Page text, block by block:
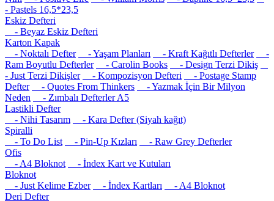
- Pastels 16,5*23,5
Eskiz Defteri
- Beyaz Eskiz Defteri
Karton Kapak
- Noktalı Defter
- Yaşam Planları - Kraft Kağıtlı Defterler
-
Ram Boyutlu Defterler
- Carolin Books
- Design Terzi Dikiş
- Just Terzi Dikişler
- Kompozisyon Defteri
- Postage Stamp
Defter
- Quotes From Thinkers
- Yazmak İçin Bir Milyon
Neden
- Zımbalı Defterler A5
Lastikli Defter
- Nihi Tasarım
- Kara Defter (Siyah kağıt)
Spiralli
- To Do List
- Pin-Up Kızları
- Raw Grey Defterler
Ofis
- A4 Bloknot
- İndex Kart ve Kutuları
Bloknot
- Just Kelime Ezber
- İndex Kartları
- A4 Bloknot
Deri Defter